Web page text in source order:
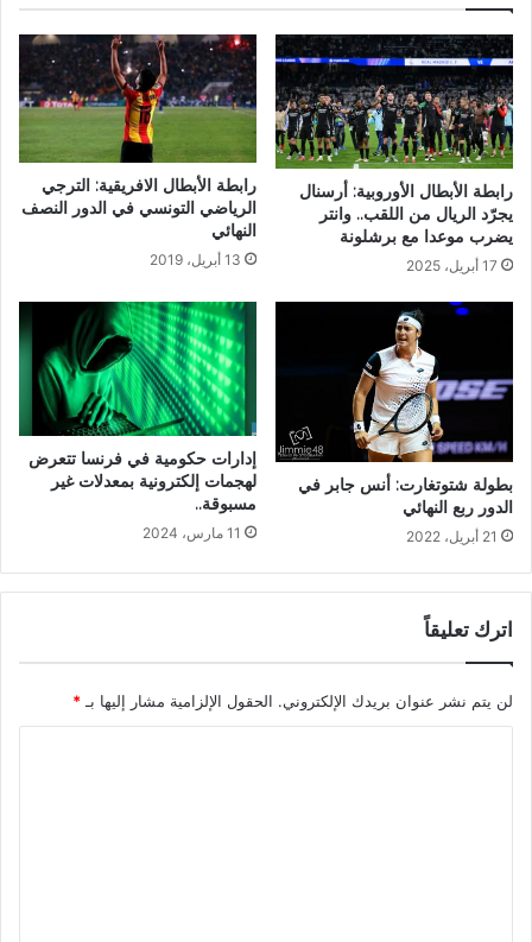
رابطة الأبطال الأوروبية: أرسنال
يجرّد الريال من اللقب.. وانتر
يضرب موعدا مع برشلونة
17 أبريل، 2025
رابطة الأبطال الافريقية: الترجي
الرياضي التونسي في الدور النصف
النهائي
13 أبريل، 2019
بطولة شتوتغارت: أنس جابر في
الدور ربع النهائي
21 أبريل، 2022
إدارات حكومية في فرنسا تتعرض
لهجمات إلكترونية بمعدلات غير
مسبوقة..
11 مارس، 2024
اترك تعليقاً
لن يتم نشر عنوان بريدك الإلكتروني. الحقول الإلزامية مشار إليها بـ *